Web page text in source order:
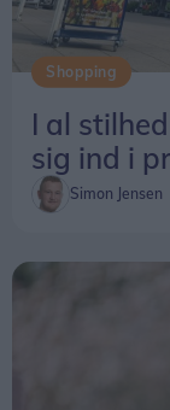
Shopping
I al
sig ind i
Simon Jensen